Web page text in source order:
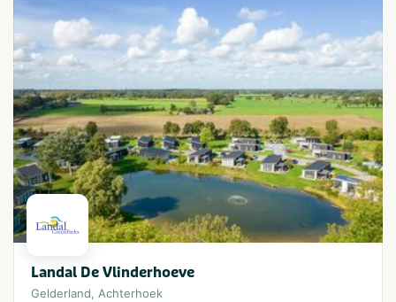
Landal De Vlinderhoeve
Gelderland, Achterhoek